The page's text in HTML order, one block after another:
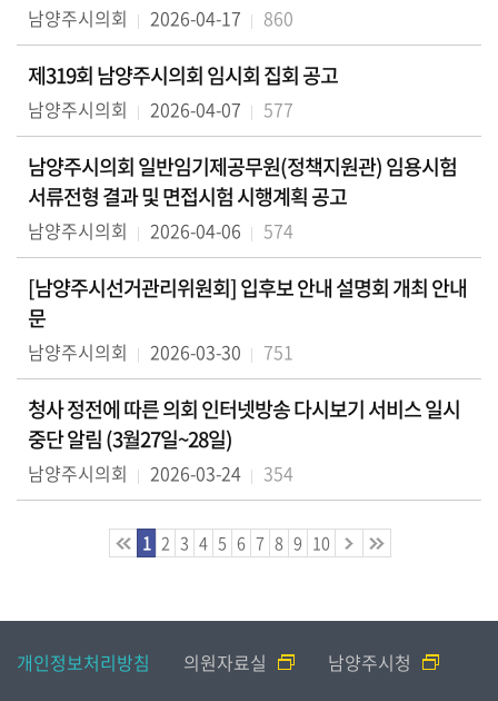
남양주시의회 2026-04-17 860
제319회 남양주시의회 임시회 집회 공고
남양주시의회 2026-04-07 577
남양주시의회 일반임기제공무원(정책지원관) 임용시험
서류전형 결과 및 면접시험 시행계획 공고
남양주시의회 2026-04-06 574
[남양주시선거관리위원회] 입후보 안내 설명회 개최 안내
문
남양주시의회 2026-03-30 751
청사 정전에 따른 의회 인터넷방송 다시보기 서비스 일시
중단 알림 (3월27일~28일)
남양주시의회 2026-03-24 354
1 2 3 4 5 6 7 8 9 10
개인정보처리방침 의원자료실
남양주시청